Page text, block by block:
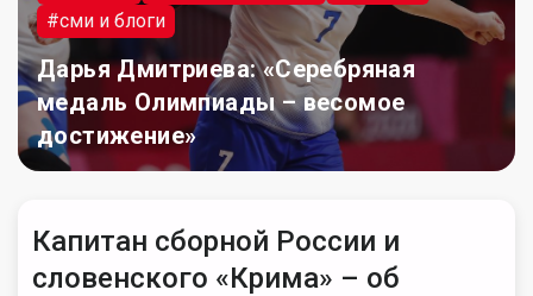
#сми и блоги
Дарья Дмитриева: «Серебряная
медаль Олимпиады – весомое
достижение»
Капитан сборной России и
словенского «Крима» – об